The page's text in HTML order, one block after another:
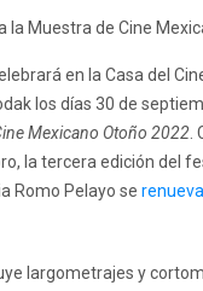
en la Casa del
los días 30 de
Mexicano Otoño 2022
la tercera edición del
Romo Pelayo se
largometrajes y